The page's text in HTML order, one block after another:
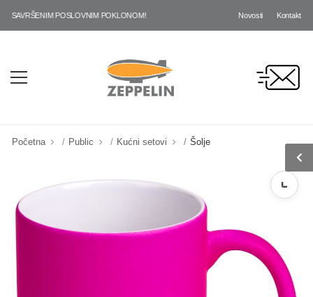
POSLOVNIM POKLONOM! Novosti Kontakt
Početna Public Kućni setovi Šolje